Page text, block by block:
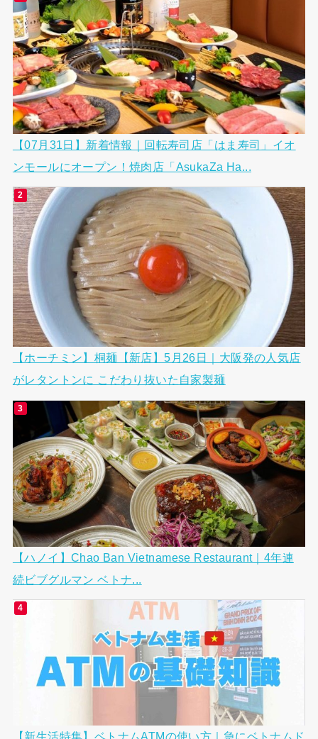
【07月31日】新着情報｜回転寿司店「はま寿司」イオ
ンモールにオープン！焼肉店「AsukaZa Ha...
【ホーチミン】桐麺【新店】5月26日｜大阪発の人気店
がレタントンに こだわり抜いた自家製麺
【ハノイ】Chao Ban Vietnamese Restaurant｜4年連
続ビブグルマン ベトナ...
【新生活特集】ベトナムATMの使い方｜急にベトナムド